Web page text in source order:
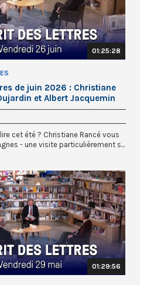
01:25:28
de juin 2026 : Christiane
et Albert Jacquemin
cet été ? Christiane Rancé vous
- une visite particulièrement s...
01:29:56